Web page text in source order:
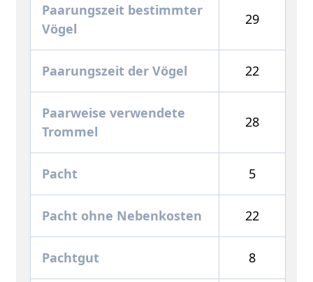
Paarungszeit bestimmter
Vögel
29
Paarungszeit der Vögel 22
Paarweise verwendete
Trommel
28
Pacht 5
Pacht ohne Nebenkosten 22
Pachtgut 8